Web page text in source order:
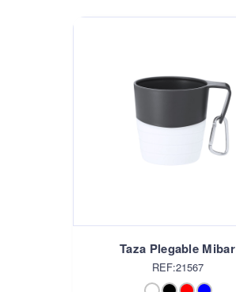
Taza Plegable Mibar
REF:21567